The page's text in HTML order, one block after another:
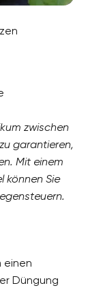
zwischen
garantieren,
Mit einem
können Sie
einen
Düngung